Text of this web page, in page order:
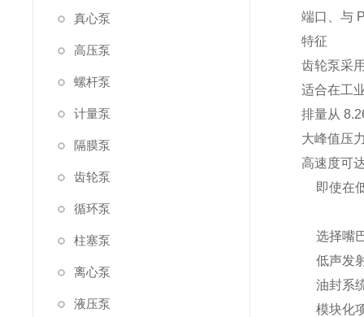
真心泵
高压泵
螺杆泵
计量泵
隔膜泵
齿轮泵
循环泵
柱塞泵
离心泵
液压泵
端口、与
特征
齿轮泵采
适合在工
排量从
大峰值压
高速度可
即使在
选择嘴
低声发
油封系
模块化